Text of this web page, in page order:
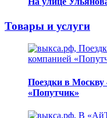
Товары и услуги
Поездки в
«Попутчик»